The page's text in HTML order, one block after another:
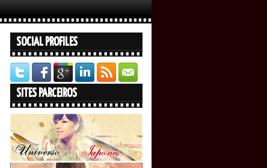
SOCIAL PROFILES
SITES PARCEIROS